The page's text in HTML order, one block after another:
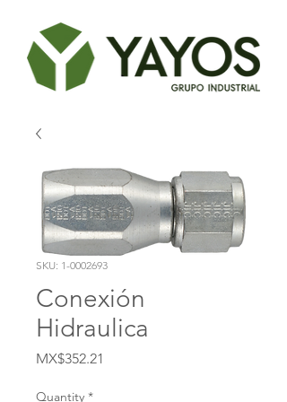
SKU: 1-0002693
Conexión
Hidraulica
MX$352.21
Quantity *